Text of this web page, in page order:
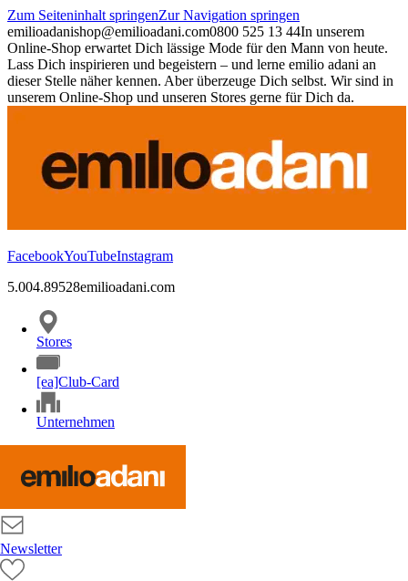
Zum Seiteninhalt springenZur Navigation springen
emilioadanishop@emilioadani.com0800 525 13 44In unserem
Online-Shop erwartet Dich lässige Mode für den Mann von heute.
Lass Dich inspirieren und begeistern – und lerne emilio adani an
dieser Stelle näher kennen. Aber überzeuge Dich selbst. Wir sind in
unserem Online-Shop und unseren Stores gerne für Dich da.
FacebookYouTubeInstagram
5.004.89528emilioadani.com
Stores
[ea]Club-Card
Unternehmen
Newsletter